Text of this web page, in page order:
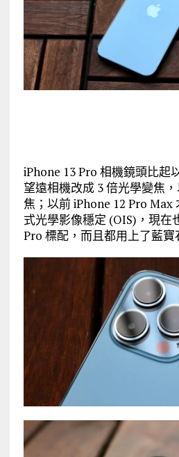
iPhone 13 Pro 相機鏡頭比起
望遠相機改成 3 倍光學變焦
焦；以前 iPhone 12 Pro Max
式光學影像穩定 (OIS)，現在
Pro 標配，而且都用上了藍寶